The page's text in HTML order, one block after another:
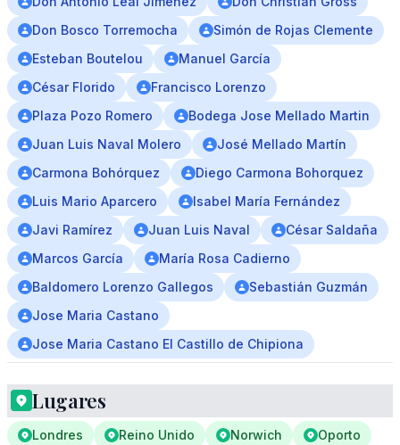
Don Bosco Torremocha
Simón de Rojas Clemente
Esteban Boutelou
Manuel García
César Florido
Francisco Lorenzo
Plaza Pozo Romero
Bodega Jose Mellado Martin
Juan Luis Naval Molero
José Mellado Martín
Carmona Bohórquez
Diego Carmona Bohorquez
Luis Mario Aparcero
Isabel María Fernández
Javi Ramírez
Juan Luis Naval
César Saldaña
Marcos García
María Rosa Cadierno
Baldomero Lorenzo Gallegos
Sebastián Guzmán
Jose Maria Castano
Jose Maria Castano El Castillo de Chipiona
Lugares
Londres Reino Unido Norwich
Oporto